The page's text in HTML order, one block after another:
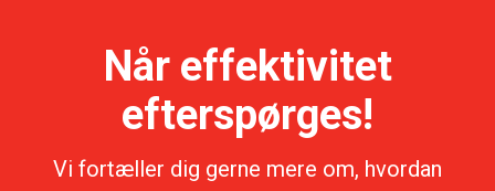
Når effektivitet
efterspørges!
Vi fortæller dig gerne mere om, hvordan